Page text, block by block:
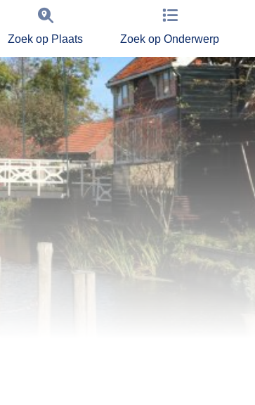
Zoek op Plaats Zoek op Onderwerp